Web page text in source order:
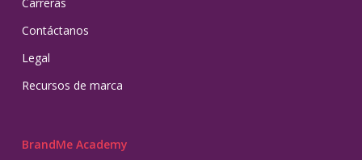
Contáctanos
Legal
Recursos de marca
BrandMe Academy